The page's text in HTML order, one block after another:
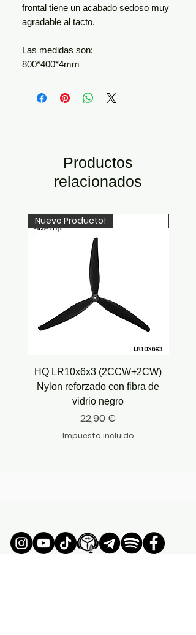
frontal tiene un acabado sedoso muy
agradable al tacto.
Las medidas son:
800*400*4mm
Productos
relacionados
Nuevo Producto!
HQ LR10x6x3 (2CCW+2CW)
Nylon reforzado con fibra de
vidrio negro
Precio
22,90 €
Impuesto incluido